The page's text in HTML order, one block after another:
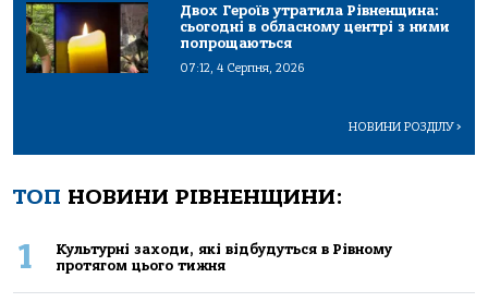
Двох Героїв утратила Рівненщина:
сьогодні в обласному центрі з ними
попрощаються
07:12, 4 Серпня, 2026
НОВИНИ РОЗДІЛУ>
ТОП НОВИНИ РІВНЕНЩИНИ:
1
Культурні заходи, які відбудуться в Рівному
протягом цього тижня